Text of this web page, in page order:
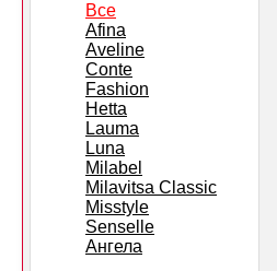
Все
Afina
Aveline
Conte
Fashion
Hetta
Lauma
Luna
Milabel
Milavitsa Classic
Misstyle
Senselle
Ангела